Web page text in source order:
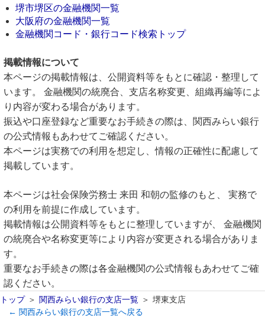
堺市堺区の金融機関一覧
大阪府の金融機関一覧
金融機関コード・銀行コード検索トップ
掲載情報について
本ページの掲載情報は、公開資料等をもとに確認・整理して
います。 金融機関の統廃合、支店名称変更、組織再編等によ
り内容が変わる場合があります。
振込や口座登録など重要なお手続きの際は、関西みらい銀行
の公式情報もあわせてご確認ください。
本ページは実務での利用を想定し、情報の正確性に配慮して
掲載しています。
本ページは社会保険労務士 来田 和朝の監修のもと、 実務で
の利用を前提に作成しています。
掲載情報は公開資料等をもとに整理していますが、 金融機関
の統廃合や名称変更等により内容が変更される場合がありま
す。
重要なお手続きの際は各金融機関の公式情報もあわせてご確
認ください。
トップ 関西みらい銀行の支店一覧
堺東支店
← 関西みらい銀行の支店一覧へ戻る